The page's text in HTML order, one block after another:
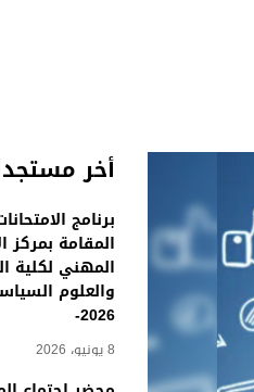
أخر
برنامج
المقامة بمركز
المهني لكلية
والعلوم
2026-
8 يونيو، 2026